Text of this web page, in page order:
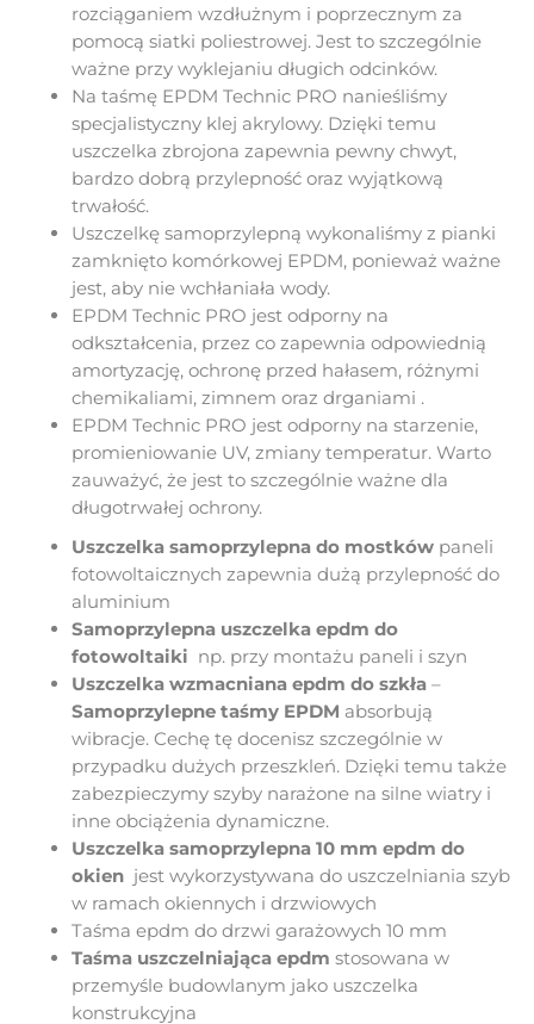
rozciąganiem wzdłużnym i poprzecznym za
pomocą siatki poliestrowej. Jest to szczególnie
ważne przy wyklejaniu długich odcinków.
Na taśmę EPDM Technic PRO nanieśliśmy
specjalistyczny klej akrylowy. Dzięki temu
uszczelka zbrojona zapewnia pewny chwyt,
bardzo dobrą przylepność oraz wyjątkową
trwałość.
Uszczelkę samoprzylepną wykonaliśmy z pianki
zamknięto komórkowej EPDM, ponieważ ważne
jest, aby nie wchłaniała wody.
EPDM Technic PRO jest odporny na
odkształcenia, przez co zapewnia odpowiednią
amortyzację, ochronę przed hałasem, różnymi
chemikaliami, zimnem oraz drganiami .
EPDM Technic PRO jest odporny na starzenie,
promieniowanie UV, zmiany temperatur. Warto
zauważyć, że jest to szczególnie ważne dla
długotrwałej ochrony.
Uszczelka samoprzylepna do mostków paneli
fotowoltaicznych zapewnia dużą przylepność do
aluminium
Samoprzylepna uszczelka epdm do
fotowoltaiki np. przy montażu paneli i szyn
Uszczelka wzmacniana epdm do szkła –
Samoprzylepne taśmy EPDM absorbują
wibracje. Cechę tę docenisz szczególnie w
przypadku dużych przeszkleń. Dzięki temu także
zabezpieczymy szyby narażone na silne wiatry i
inne obciążenia dynamiczne.
Uszczelka samoprzylepna 10 mm epdm do
okien jest wykorzystywana do uszczelniania szyb
w ramach okiennych i drzwiowych
Taśma epdm do drzwi garażowych 10 mm
Taśma uszczelniająca epdm stosowana w
przemyśle budowlanym jako uszczelka
konstrukcyjna